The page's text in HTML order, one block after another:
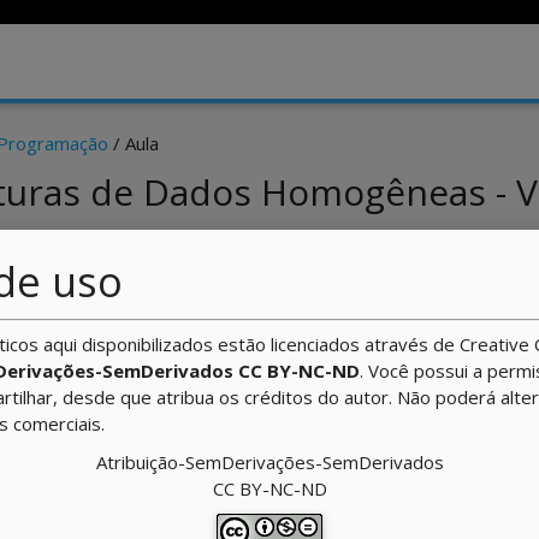
uso
aqui disponibilizados estão licenciados através de Creative
SemDerivados CC BY-NC-ND. Você possui a
desde que atribua os créditos do autor. Não poderá
comerciais.
Atribuição-SemDerivações-SemDerivados
CC BY-NC-ND
/ Aula
de Dados Homogêneas -
tipos de variáveis
que na construção de programas utiliza-se variáveis
geralmente, é do tipo inteiro, real, cadeia de caracteres
falso). Viu, também, que cada uma das variáveis pode
o código abaixo: